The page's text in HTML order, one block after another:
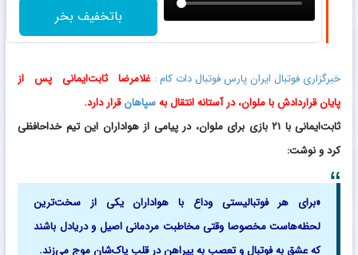
باتخفیف بخر
خبرگزاری فوتبال ایران پارس فوتبال دات کام : غلامرضا ثابت‌ایمانی پس از
پایان قراردادش با ملوان، در آستانه انتقال بهسپاهانقرار دارد.
ثابت‌ایمانی با ۲۱ بازی برای ملوان، در پیامی از هواداران این تیم خداحافظی
کرد و نوشت:
«برای هر فوتبالیستی وداع با هواداران یکی از سخت‌ترین
لحظه‌هاست مخصوصا وقتی مخاطبت مردمانی اصیل و دریادل باشند
که عشق به فوتبال و تعصب به پیراهن در قلب پاک‌شان موج می‌زند.